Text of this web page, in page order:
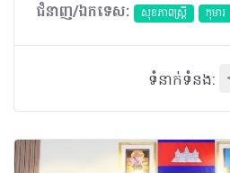
ជំនាញ/ឯកទេស:
សុខភាពស្រ្តី កុមារ
ទំនាក់ទំនង: